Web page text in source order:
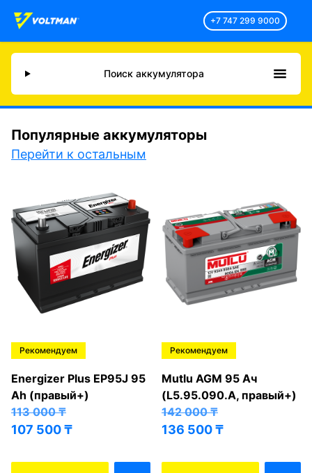
+7 747 299 9000
Поиск аккумулятора
Популярные аккумуляторы
Перейти к остальным
Рекомендуем
Energizer Plus EP95J 95
Ah (правый+)
113 000₸
107 500₸
Рекомендуем
Mutlu AGM 95 Ач
(L5.95.090.A, правый+)
142 000₸
136 500₸